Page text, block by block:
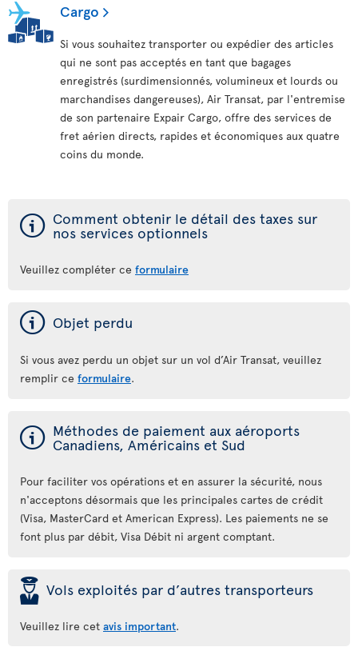
Cargo
Si vous souhaitez transporter ou expédier des articles
qui ne sont pas acceptés en tant que bagages
enregistrés (surdimensionnés, volumineux et lourds ou
marchandises dangereuses), Air Transat, par l'entremise
de son partenaire Expair Cargo, offre des services de
fret aérien directs, rapides et économiques aux quatre
coins du monde.
ý Comment obtenir le détail des taxes sur
nos services optionnels
Veuillez compléter ce formulaire
ý Objet perdu
Si vous avez perdu un objet sur un vol d’Air Transat, veuillez
remplir ce formulaire.
ý Méthodes de paiement aux aéroports
Canadiens, Américains et Sud
Pour faciliter vos opérations et en assurer la sécurité, nous
n'acceptons désormais que les principales cartes de crédit
(Visa, MasterCard et American Express). Les paiements ne se
font plus par débit, Visa Débit ni argent comptant.
þ Vols exploités par d’autres transporteurs
Veuillez lire cet avis important.